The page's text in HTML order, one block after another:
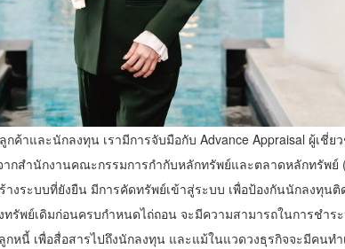
กค้าและนักลงทุน เรามีการจับมือกับ Advance Appraisal ผู้เชี่
กสำนักงานคณะกรรมการกำกับหลักทรัพย์และตลาดหลักทรัพย์
งระบบที่ยังยืน มีการคัดทรัพย์เข้าสู่ระบบ เพื่อป้องกันนักลงทุนติ
รัพย์เดิมก่อนครบกำหนดไถ่ถอน จะมีความสามารถในการชำร
หนี้ เพื่อสื่อสารไปถึงนักลงทุน และแม้ในแวดวงธุรกิจจะมีคนทำ